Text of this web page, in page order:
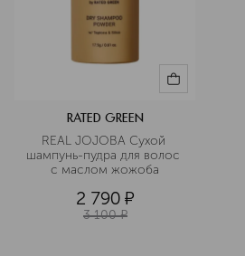
RATED GREEN
REAL JOJOBA Сухой
шампунь-пудра для волос
с маслом жожоба
2 790 ¤
3 100 ¤